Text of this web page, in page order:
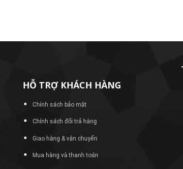
HỖ TRỢ KHÁCH HÀNG
Chính sách bảo mật
Chính sách đổi trả hàng
Giao hàng & vận chuyển
Mua hàng và thanh toán